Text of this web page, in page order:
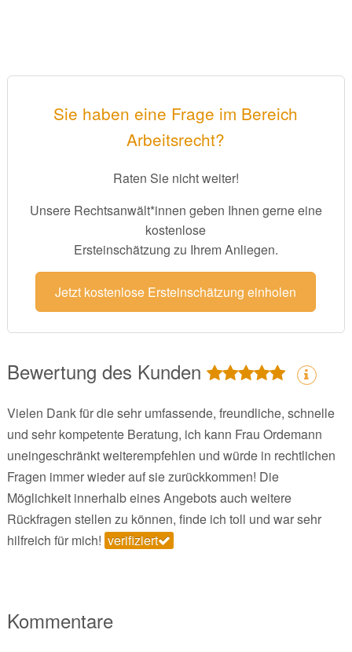
Sie haben eine Frage im Bereich
Arbeitsrecht?
Raten Sie nicht weiter!
Unsere Rechtsanwält*innen geben Ihnen gerne eine
kostenlose
Ersteinschätzung zu Ihrem Anliegen.
Jetzt kostenlose Ersteinschätzung einholen
Bewertung des Kunden
Vielen Dank für die sehr umfassende, freundliche, schnelle
und sehr kompetente Beratung, ich kann Frau Ordemann
uneingeschränkt weiterempfehlen und würde in rechtlichen
Fragen immer wieder auf sie zurückkommen! Die
Möglichkeit innerhalb eines Angebots auch weitere
Rückfragen stellen zu können, finde ich toll und war sehr
hilfreich für mich! verifiziert
Kommentare